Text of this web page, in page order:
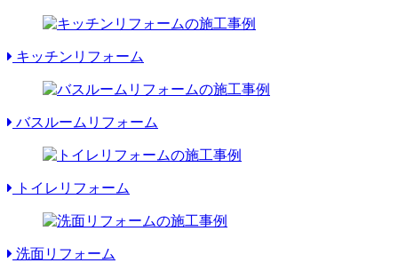
キッチンリフォーム
バスルームリフォーム
トイレリフォーム
洗面リフォーム